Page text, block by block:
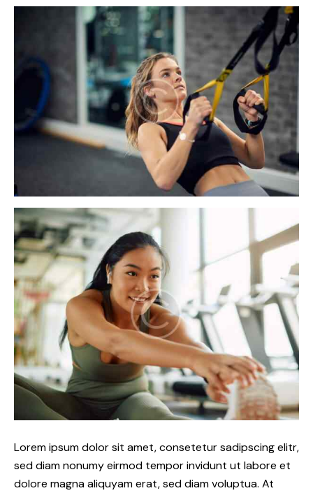
Lorem ipsum dolor sit amet, consetetur sadipscing elitr,
sed diam nonumy eirmod tempor invidunt ut labore et
dolore magna aliquyam erat, sed diam voluptua. At